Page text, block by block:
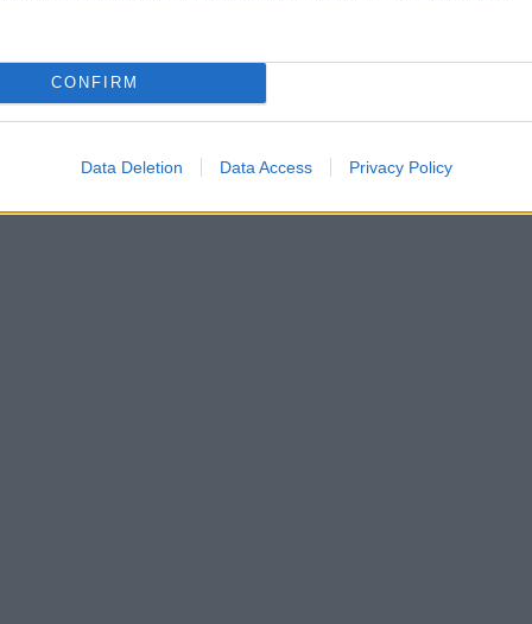
CONFIRM
Data Deletion Data Access Privacy Policy
RED VALLEY OLBIA